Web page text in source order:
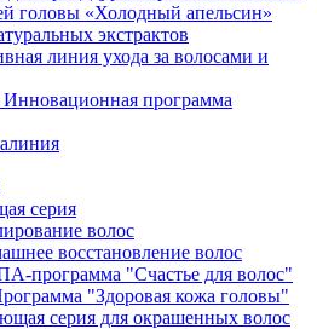
головы «Холодный апельсин»
экстрактов
линия ухода за волосами и
программа
серия
волос
восстановление волос
программа "Счастье для волос"
"Здоровая кожа головы"
серия для окрашенных волос